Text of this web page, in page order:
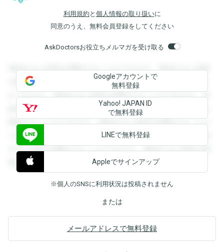
利用規約 と 個人情報の取り扱いに
同意のうえ、無料会員登録をしてください
AskDoctorsお役立ちメルマガを受け取る
登録すると回答を閲覧することができます。登録すると回答
を閲覧することができます。登録すると回答を閲覧すること
ができます。登録すると回答を閲覧することができます。登
録すると回答を閲覧することができます。登録すると回答を
閲覧することができます。登録すると回答を閲覧することが
できます。登録すると回答を閲覧することができます。登録
すると回答を閲覧することができます。登録すると回答を閲
覧することができます。
Googleアカウントで
無料登録
Yahoo! JAPAN ID
で無料登録
LINEで無料登録
Appleでサインアップ
※個人のSNSに利用状況は投稿されません
または
メールアドレスで無料登録